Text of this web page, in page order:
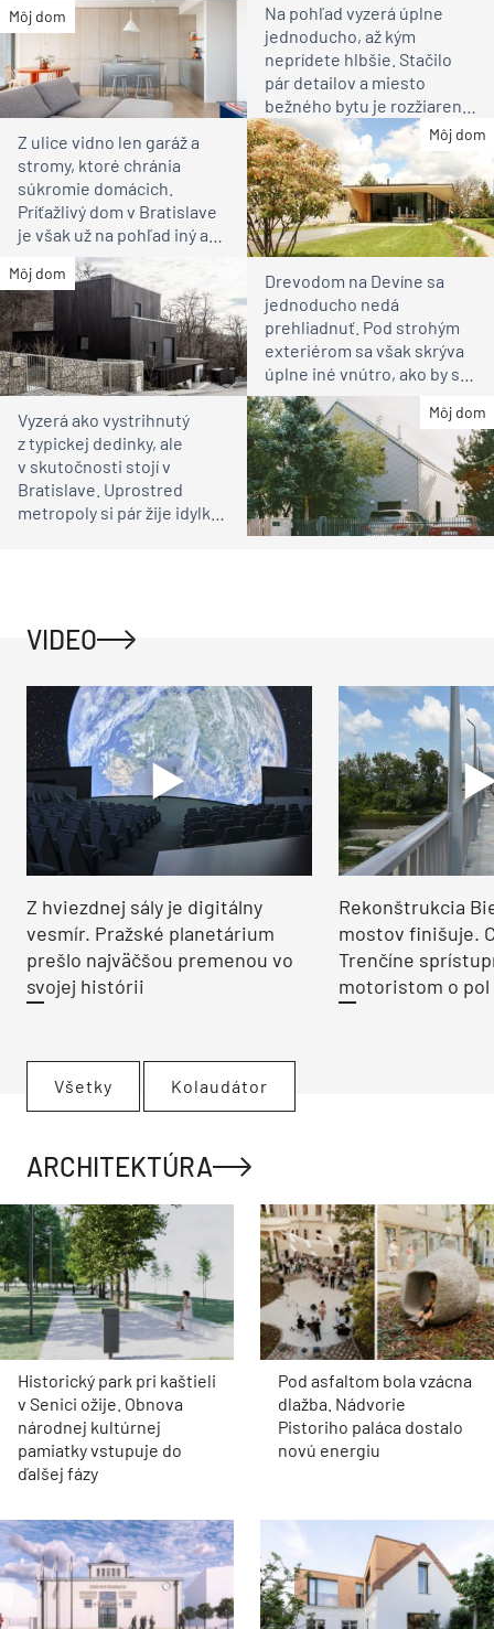
Môj dom
Na pohľad vyzerá úplne
jednoducho, až kým
neprídete hlbšie. Stačilo
pár detailov a miesto
bežného bytu je rozžiarené
bývanie pre rodinu
Môj dom
Z ulice vidno len garáž a
stromy, ktoré chránia
súkromie domácich.
Príťažlivý dom v Bratislave
je však už na pohľad iný ako
susedia
Môj dom
Drevodom na Devíne sa
jednoducho nedá
prehliadnuť. Pod strohým
exteriérom sa však skrýva
úplne iné vnútro, ako by ste
čakali
Môj dom
Vyzerá ako vystrihnutý
z typickej dedinky, ale
v skutočnosti stojí v
Bratislave. Uprostred
metropoly si pár žije idylku
VIDEO
Z hviezdnej sály je digitálny
vesmír. Pražské planetárium
prešlo najväčšou premenou vo
svojej histórii
Rekonštrukcia
mostov finišuje.
Trenčíne
motoristom o pol
Všetky Kolaudátor
ARCHITEKTÚRA
Historický park pri kaštieli
v Senici ožije. Obnova
národnej kultúrnej
pamiatky vstupuje do
ďalšej fázy
Pod asfaltom bola vzácna
dlažba. Nádvorie
Pistoriho paláca dostalo
novú energiu